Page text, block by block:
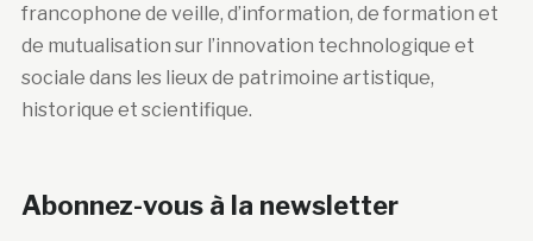
francophone de veille, d’information, de formation et
de mutualisation sur l’innovation technologique et
sociale dans les lieux de patrimoine artistique,
historique et scientifique.
Abonnez-vous à la newsletter